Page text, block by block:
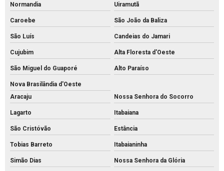
Normandia Uiramutã
Caroebe São João da Baliza
São Luís Candeias do Jamari
Cujubim Alta Floresta d'Oeste
São Miguel do Guaporé Alto Paraíso
Nova Brasilândia d'Oeste
Aracaju
Nossa Senhora do Socorro
Lagarto Itabaiana
São Cristóvão Estância
Tobias Barreto Itabaianinha
Simão Dias Nossa Senhora da Glória